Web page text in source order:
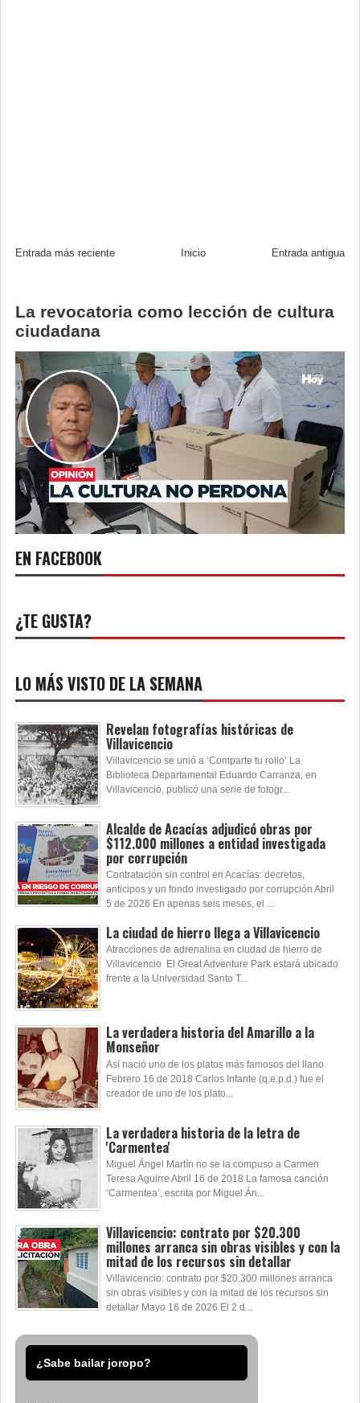
Entrada más reciente Entrada antigua
Inicio
La revocatoria como lección de cultura
ciudadana
EN FACEBOOK
¿TE GUSTA?
LO MÁS VISTO DE LA SEMANA
Revelan fotografías históricas de
Villavicencio
Villavicencio se unió a ‘Comparte tu rollo’ La
Biblioteca Departamental Eduardo Carranza, en
Villavicencio, publicó una serie de fotogr...
Alcalde de Acacías adjudicó obras por
$112.000 millones a entidad investigada
por corrupción
Contratación sin control en Acacías: decretos,
anticipos y un fondo investigado por corrupción Abril
5 de 2026 En apenas seis meses, el ...
La ciudad de hierro llega a Villavicencio
Atracciones de adrenalina en ciudad de hierro de
Villavicencio El Great Adventure Park estará ubicado
frente a la Universidad Santo T...
La verdadera historia del Amarillo a la
Monseñor
Así nació uno de los platos más famosos del llano
Febrero 16 de 2018 Carlos Infante (q.e.p.d.) fue el
creador de uno de los plato...
La verdadera historia de la letra de
'Carmentea'
Miguel Ángel Martín no se la compuso a Carmen
Teresa Aguirre Abril 16 de 2018 La famosa canción
‘Carmentea’, escrita por Miguel Án...
Villavicencio: contrato por $20.300
millones arranca sin obras visibles y con la
mitad de los recursos sin detallar
Villavicencio: contrato por $20.300 millones arranca
sin obras visibles y con la mitad de los recursos sin
detallar Mayo 16 de 2026 El 2 d...
¿Sabe bailar joropo?